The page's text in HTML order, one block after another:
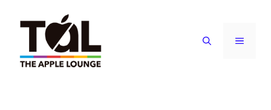
contenuto
MENU